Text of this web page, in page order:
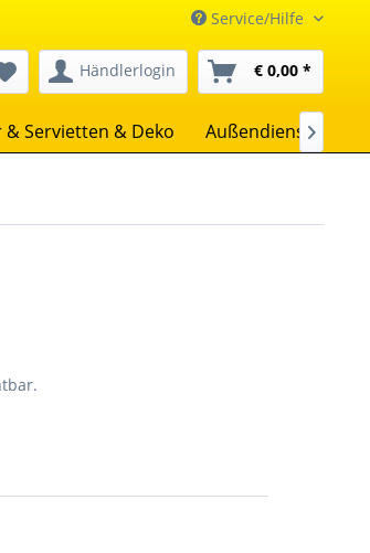
Service/Hilfe
Händlerlogin € 0,00 *
Servietten & Deko Außendienst